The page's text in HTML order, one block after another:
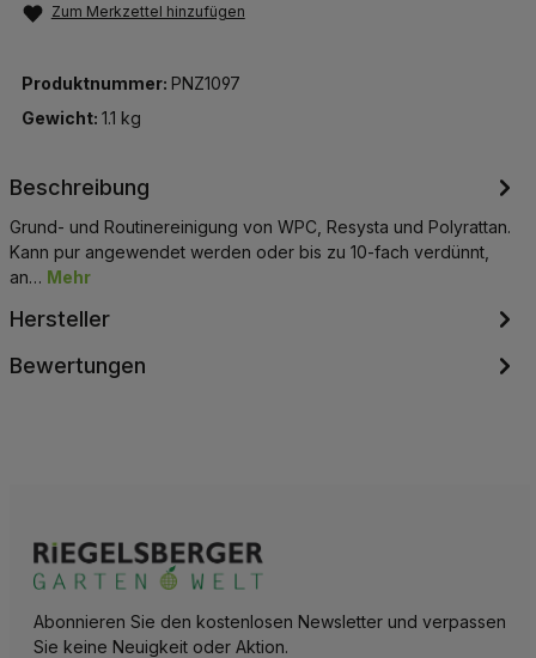
Zum Merkzettel hinzufügen
Produktnummer: PNZ1097
Gewicht: 1.1 kg
Beschreibung
Grund- und Routinereinigung von WPC, Resysta und Polyrattan.
Kann pur angewendet werden oder bis zu 10-fach verdünnt,
an… Mehr
Hersteller
Bewertungen
Abonnieren Sie den kostenlosen Newsletter und verpassen
Sie keine Neuigkeit oder Aktion.